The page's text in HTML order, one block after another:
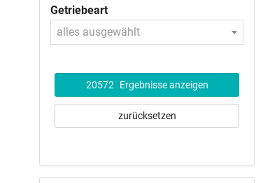
Getriebeart
alles ausgewählt
20572 Ergebnisse anzeigen
zurücksetzen